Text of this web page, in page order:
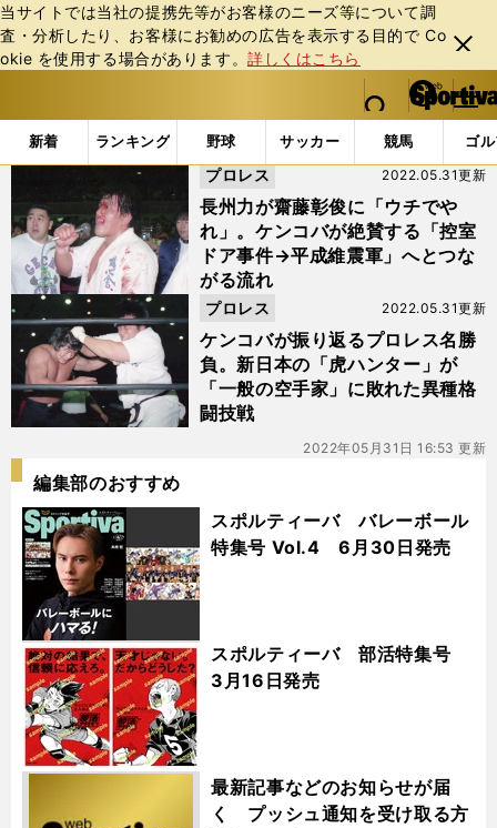
当サイトでは当社の提携先等がお客様のニーズ等について調
査・分析したり、お客様にお勧めの広告を表⽰する⽬的で Co
okie を使⽤する場合があります。詳しくはこちら
閉じ
る
web Sportiva (webスポルティーバ)
検索
マイペ
ー
ジ
メニュ
新着 ランキング 野球 サッカー 競馬 ゴ
b
ス
ル
テ
ィ
ー
バ
「#誠心会館」の最新ニュース・ 情報
長州力が齋藤彰俊に「ウチでや
れ」。ケンコバが絶賛する「控室
ドア事件→平成維震軍」へとつな
がる流れ
2022.05.31更新
プロレス
ケンコバが振り返るプロレス名勝
負。新日本の「虎ハンター」が
「一般の空手家」に敗れた異種格
闘技戦
2022.05.31更新
プロレス
2022年05月31日 16:53 更新
編集部のおすすめ
スポルティーバ バレーボール
特集号 Vol.4 6月30日発売
スポルティーバ 部活特集号
3月16日発売
最新記事などのお知らせが届
く プッシュ通知を受け取る方